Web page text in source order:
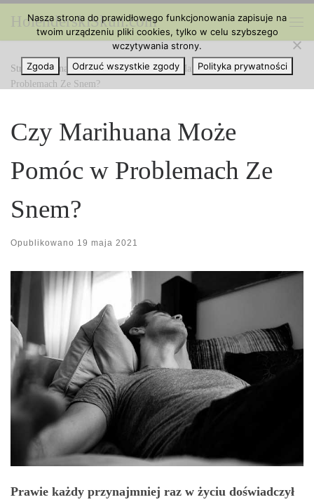
Przejdź do treści
HolenderskiSkun.com
Strona główna » Ciekawe Artykuły » Czy Marihuana Może Pomóc w
Problemach Ze Snem?
Czy Marihuana Może
Pomóc w Problemach Ze
Snem?
Opublikowano 19 maja 2021
Prawie każdy przynajmniej raz w życiu doświadczył
Nasza strona do prawidłowego funkcjonowania zapisuje na
twoim urządzeniu pliki cookies, tylko w celu szybszego
wczytywania strony.
Zgoda
Odrzuć wszystkie zgody Polityka prywatności